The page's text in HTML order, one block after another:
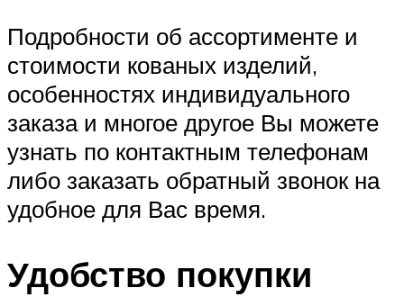
Подробности об ассортименте и
стоимости кованых изделий,
особенностях индивидуального
заказа и многое другое Вы можете
узнать по контактным телефонам
либо заказать обратный звонок на
удобное для Вас время.
Удобство покупки